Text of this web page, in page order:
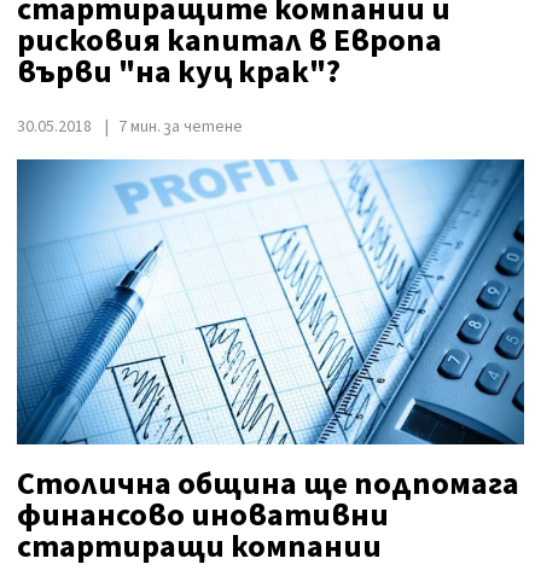
рисковия капитал в Европа
върви "на куц крак"?
30.05.2018 7 мин. за четене
Столична община ще подпомага
финансово иновативни
стартиращи компании